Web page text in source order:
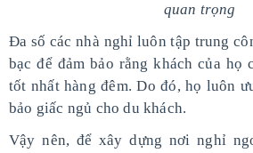
quan trọng
Đa số các nhà nghỉ luôn tập trung
bạc để đảm bảo rằng khách của họ
tốt nhất hàng đêm. Do đó, họ luôn
bảo giấc ngủ cho du khách.
Vậy nên, để xây dựng nơi nghỉ